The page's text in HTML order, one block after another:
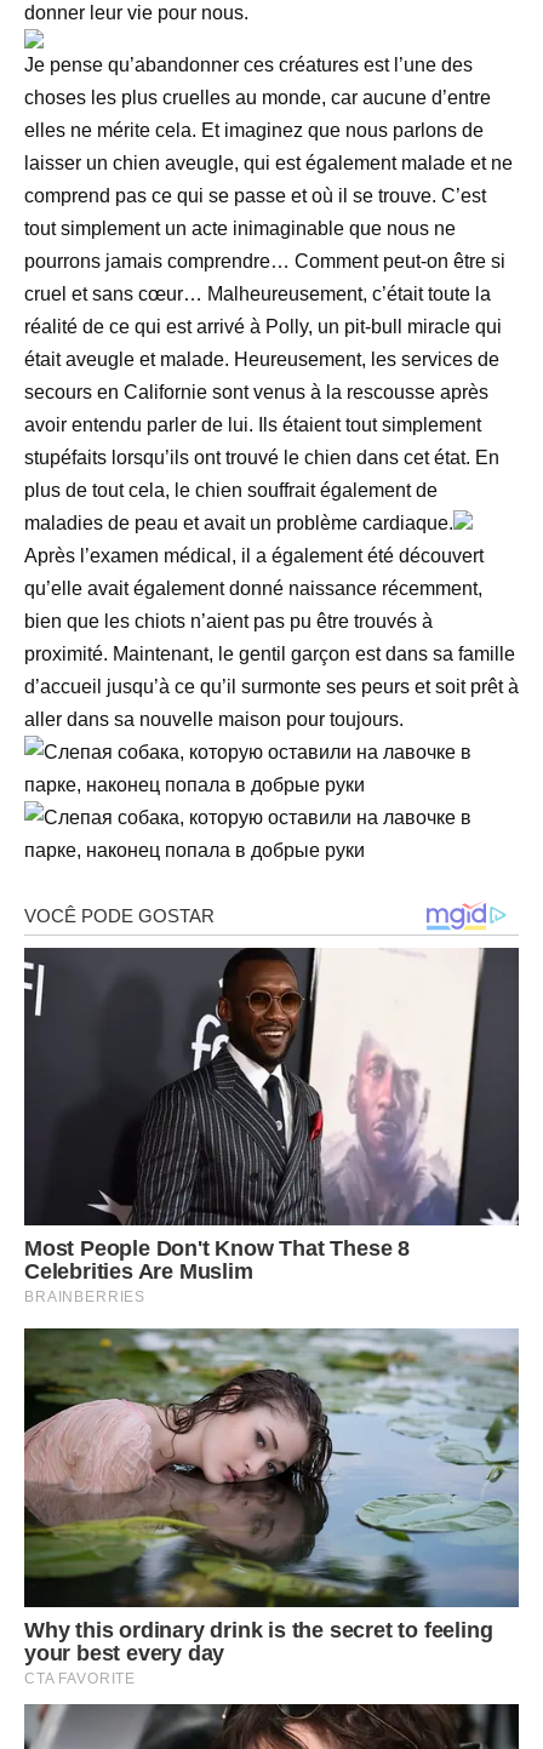
donner leur vie pour nous.
Je pense qu’abandonner ces créatures est l’une des
choses les plus cruelles au monde, car aucune d’entre
elles ne mérite cela. Et imaginez que nous parlons de
laisser un chien aveugle, qui est également malade et ne
comprend pas ce qui se passe et où il se trouve. C’est
tout simplement un acte inimaginable que nous ne
pourrons jamais comprendre… Comment peut-on être si
cruel et sans cœur… Malheureusement, c’était toute la
réalité de ce qui est arrivé à Polly, un pit-bull miracle qui
était aveugle et malade. Heureusement, les services de
secours en Californie sont venus à la rescousse après
avoir entendu parler de lui. Ils étaient tout simplement
stupéfaits lorsqu’ils ont trouvé le chien dans cet état. En
plus de tout cela, le chien souffrait également de
maladies de peau et avait un problème cardiaque.
Après l’examen médical, il a également été découvert
qu’elle avait également donné naissance récemment,
bien que les chiots n’aient pas pu être trouvés à
proximité. Maintenant, le gentil garçon est dans sa famille
d’accueil jusqu’à ce qu’il surmonte ses peurs et soit prêt à
aller dans sa nouvelle maison pour toujours.